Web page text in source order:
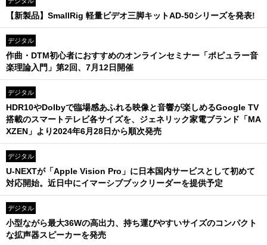
【新製品】SmallRig 軽量ビデオ三脚キットAD-50シリーズを発表!
デジタル
作曲・DTM初心者におすすめのオンラインセミナー「ポピュラー音
楽理論入門」第2回、7月12日開催
デジタル
HDR10やDolbyで臨場感あふれる映像と音響が楽しめるGoogle TV
搭載のスマートテレビ各サイズを、ジェネリック家電ブランド「MA
XZEN」より2024年6月28日から順次発売
デジタル
U-NEXTが「Apple Vision Pro」に日本国内サービスとして初めて
対応開始。近日中にイマーシブブックリーダーを提供予定
デジタル
小型ながら最大36Wの高出力、持ち運びやすいサイズのコンパクト
な拡声器スピーカーを発売